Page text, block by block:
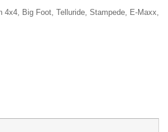
Big Foot, Telluride, Stampede, E-Maxx,